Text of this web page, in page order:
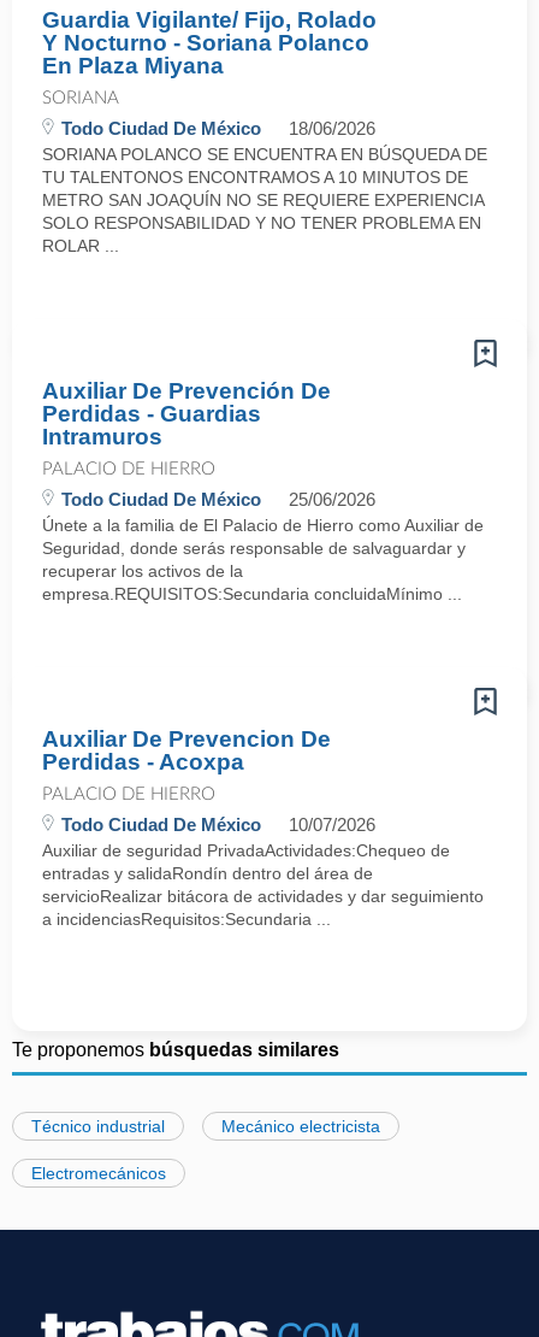
Guardia Vigilante/ Fijo, Rolado
Y Nocturno - Soriana Polanco
En Plaza Miyana
SORIANA
Todo Ciudad De México 18/06/2026
SORIANA POLANCO SE ENCUENTRA EN BÚSQUEDA DE
TU TALENTONOS ENCONTRAMOS A 10 MINUTOS DE
METRO SAN JOAQUÍN NO SE REQUIERE EXPERIENCIA
SOLO RESPONSABILIDAD Y NO TENER PROBLEMA EN
ROLAR ...
Auxiliar De Prevención De
Perdidas - Guardias
Intramuros
PALACIO DE HIERRO
Todo Ciudad De México 25/06/2026
Únete a la familia de El Palacio de Hierro como Auxiliar de
Seguridad, donde serás responsable de salvaguardar y
recuperar los activos de la
empresa.REQUISITOS:Secundaria concluidaMínimo ...
Auxiliar De Prevencion De
Perdidas - Acoxpa
PALACIO DE HIERRO
Todo Ciudad De México 10/07/2026
Auxiliar de seguridad PrivadaActividades:Chequeo de
entradas y salidaRondín dentro del área de
servicioRealizar bitácora de actividades y dar seguimiento
a incidenciasRequisitos:Secundaria ...
Te proponemos búsquedas similares
Técnico industrial Mecánico electricista
Electromecánicos